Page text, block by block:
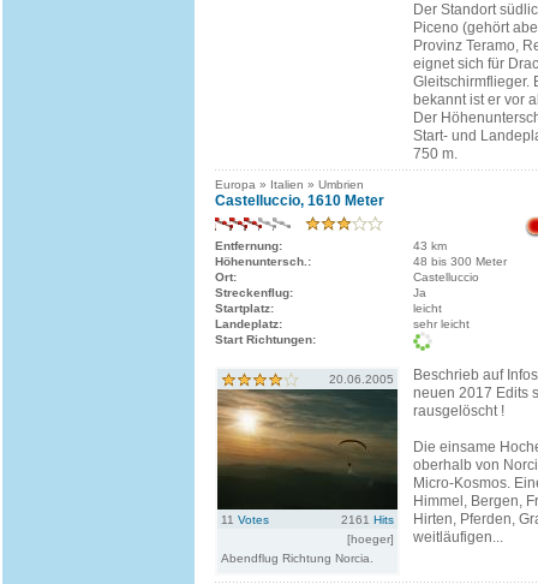
Der Standort
Piceno (gehört
Provinz Teramo,
eignet sich für
Gleitschirmflieger.
bekannt ist er vor
Der
Start- und
750 m.
Europa » Italien » Umbrien
Castelluccio, 1610 Meter
Entfernung:
43 km
Höhenuntersch.:
48 bis 300 Meter
Ort:
Castelluccio
Streckenflug:
Ja
Startplatz:
leicht
Landeplatz:
sehr leicht
Start Richtungen:
20.06.2005
11 Votes 2161 Hits
[hoeger]
Abendflug Richtung Norcia.
Beschrieb auf
neuen 2017 Edits
rausgelöscht !
Die einsame
oberhalb von
Micro-Kosmos.
Himmel, Bergen,
Hirten, Pferden,
weitläufigen...